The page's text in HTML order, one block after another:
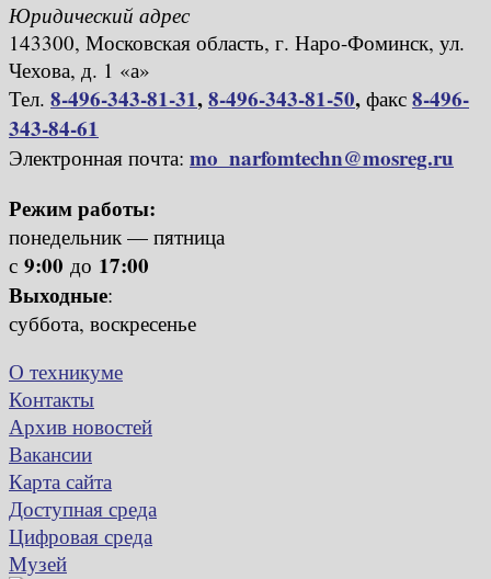
Юридический адрес
143300, Московская область, г. Наро-Фоминск, ул.
Чехова, д. 1 «а»
Тел. 8-496-343-81-31,8-496-343-81-50, факс 8-496-
343-84-61
Электронная почта: mo_narfomtechn@mosreg.ru
Режим работы:
понедельник — пятница
с 9:00 до 17:00
Выходные:
суббота, воскресенье
О техникуме
Контакты
Архив новостей
Вакансии
Карта сайта
Доступная среда
Цифровая среда
Музей